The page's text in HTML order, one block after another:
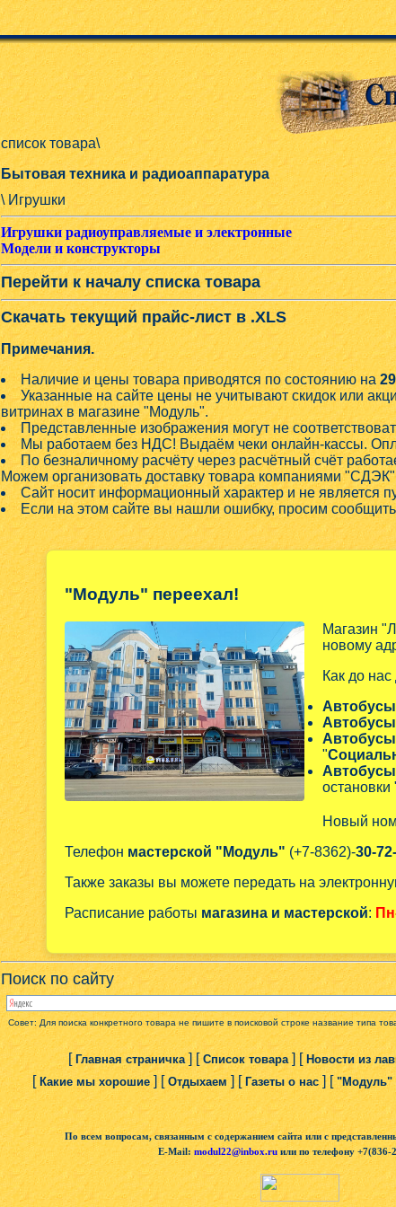
список товара\
Бытовая техника и радиоаппаратура
\ Игрушки
Игрушки радиоуправляемые и электронные
Модели и конструкторы
Перейти к началу списка товара
Скачать текущий прайс-лист в .XLS
Примечания.
Наличие и цены товара приводятся по состоянию на
Указанные на сайте цены не учитывают скидок или
витринах в магазине "Модуль".
Представленные изображения могут не
Мы работаем без НДС! Выдаём чеки онлайн-кассы.
По безналичному расчёту через расчётный счёт
Можем организовать доставку товара компаниями
Сайт носит информационный характер и не является
Если на этом сайте вы нашли ошибку, просим
"Модуль" переехал!
Магазин
новому
Как до нас
Автобусы
Автобусы
Автобусы
"
Автобусы
остановки
Новый
Телефон мастерской "Модуль" (+7-8362)-30-
Также заказы вы можете передать на
Расписание работы магазина и мастерской:
Поиск по сайту
Совет: Для поиска конкретного товара не пишите в поисковой строке название типа
[Главная страничка] [Список товара] [ Новости из
[ Какие мы хорошие] [ Отдыхаем] [ Газеты о нас] ["Модуль"
По всем вопросам, связанным с содержанием сайта или с
E-Mail:modul22@inbox.ruили по телефону +7(836-